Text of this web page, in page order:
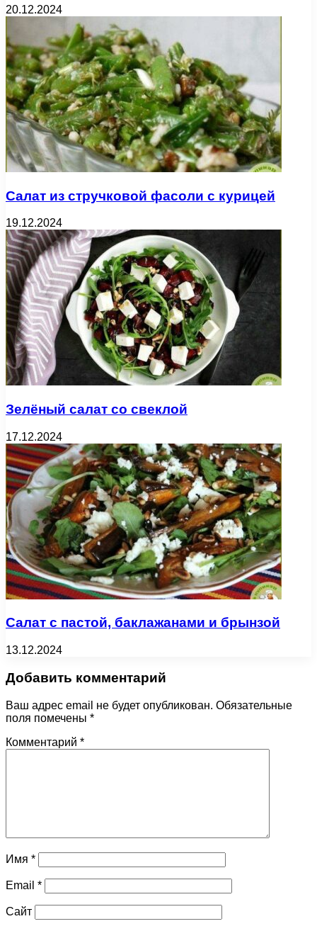
20.12.2024
Салат из стручковой фасоли с курицей
19.12.2024
Зелёный салат со свеклой
17.12.2024
Салат с пастой, баклажанами и брынзой
13.12.2024
Добавить комментарий
Ваш адрес email не будет опубликован. Обязательные
поля помечены *
Комментарий *
Имя *
Email *
Сайт